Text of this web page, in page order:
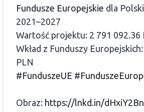
Fundusze Europejskie dla
2021–2027
Wartość projektu: 2 791 092.36
Wkład z Funduszy
PLN
#FunduszeUE
Obraz: https://lnkd.in/dHxiY2Bn